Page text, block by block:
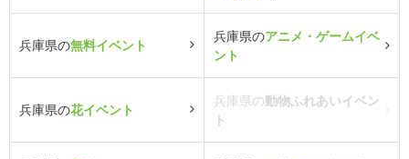
兵庫県の無料イベント
兵庫県のアニメ・ゲームイベ
ント
兵庫県の花イベント
兵庫県の動物ふれあいイベン
ト